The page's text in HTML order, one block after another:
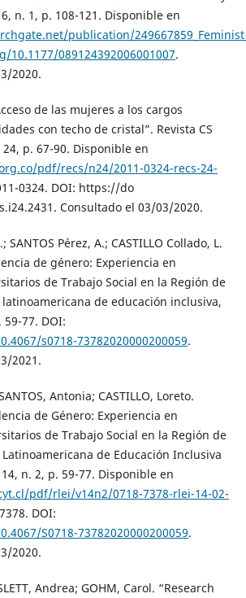
n. 1, p. 108-121. Disponible en
publication/
10.1177/089124392006001007.
2020.
de las mujeres a los cargos
con techo de cristal”. Revista CS
p. 67-90. Disponible en
pdf/recs/n24/2011-0324-recs-24-
0324. DOI: https://do
Consultado el 03/03/2020.
SANTOS Pérez, A.; CASTILLO Collado, L.
de género: Experiencia en
de Trabajo Social en la Región de
latinoamericana de educación inclusiva,
59-77. DOI:
s0718-73782020000200059.
2021.
Antonia; CASTILLO, Loreto.
de Género: Experiencia en
de Trabajo Social en la Región de
Latinoamericana de Educación Inclusiva
n. 2, p. 59-77. Disponible en
pdf/rlei/v14n2/0718-7378-rlei-14-02-
DOI:
S0718-73782020000200059.
2020.
Andrea; GOHM, Carol. “Research